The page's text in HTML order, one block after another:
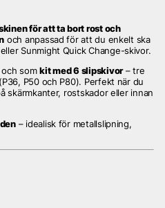
för att ta bort rost och
och anpassad för att du enkelt ska
Sunmight Quick Change-skivor.
somkit med 6 slipskivor– tre
P50 och P80). Perfekt när du
skärmkanter, rostskador eller innan
– idealisk för metallslipning,